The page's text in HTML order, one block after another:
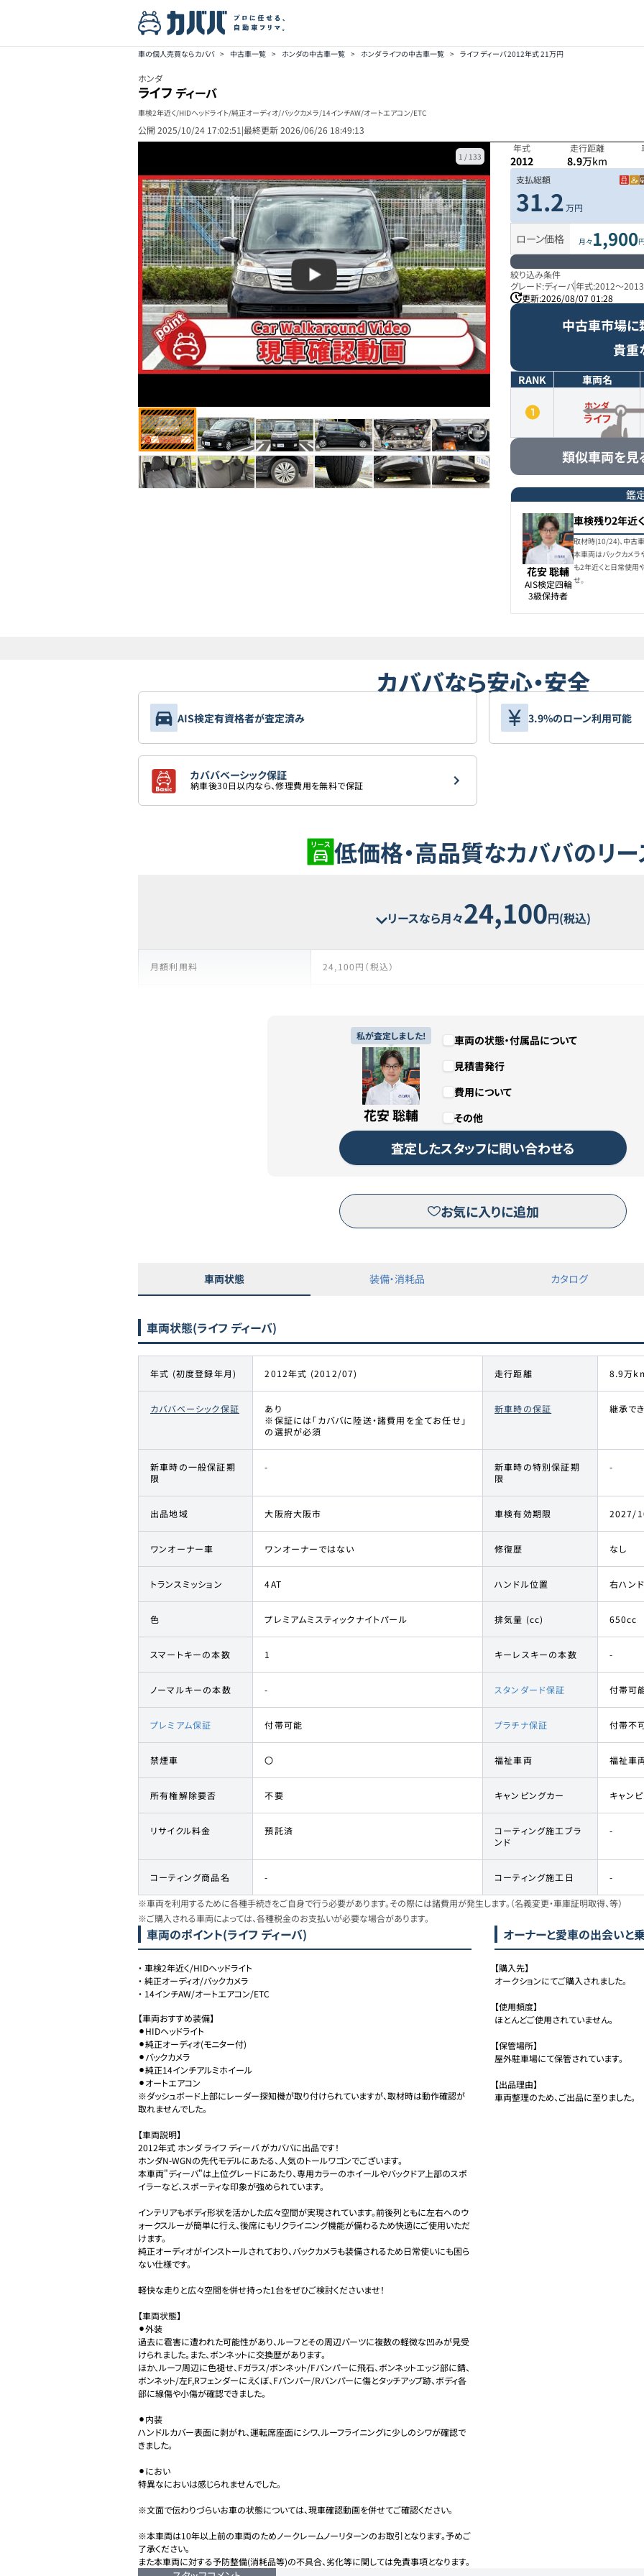
車の個人売買ならカババ > 中古車一覧 > ホンダの中古車一覧 > ホンダ ライフの中古車一覧 > ライフ ディーバ 2012年式 21万円
ホンダ
ライフ ディーバ
車検2年近く/HIDヘッドライト/純正オーディオ/バックカメラ/14インチAW/オートエアコン/ETC
公開 2025/10/24 17:02:51 |最終更新2026/06/26 18:49:13
1 / 133
年式
2012
走行距離
8.9万km
支払総額
31.2万円
ローン価格 月々1,900
絞り込み条件
グレード:ディーバ年式:2012～2013
更新:2026/08/07 01:28
中古車市場に
貴重
RANK 車両名
ホンダ
ライフ
類似車両を見
鑑
花安 聡輔
AIS検定四輪
3級保持者
車検残り2年近
取材時(10/24)、中古
本車両はバックカメラ
も2年近くと日常使用
せ。
カババなら安心・安全
AIS検定有資格者が査定済み 3.9%のローン利用可能
カババベーシック保証
納車後30日以内なら、修理費用を無料で保証
低価格・高品質なカババのリー
リースなら月々24,100円(税込)
月額利用料 24,100円（税込）
1年7ヶ月
457,900円（税込）
カババリースについて詳しくは こちら
※三菱オートリース（株）が運営するピタクルサイトへ移動します。
私が査定しました!
花安 聡輔
車両の状態・付属品について
見積書発行
費用について
その他
査定したスタッフに問い合わせる
お気に入りに追加
車両状態 装備・消耗品 カタログ
車両状態(ライフ ディーバ)
年式 (初度登録年月) 2012年式 (2012/07) 走行距離 8.9万
カババベーシック保証
あり
※保証には「カババに陸送・諸費用を全てお任せ」
の選択が必須
新車時の保証 継承で
新車時の一般保証期
限
-
新車時の特別保証期
限
-
出品地域 大阪府大阪市 車検有効期限 2027/
ワンオーナー車 ワンオーナーではない 修復歴 なし
トランスミッション 4AT ハンドル位置 右ハン
色 プレミアムミスティックナイトパール 排気量 (cc) 650cc
スマートキーの本数 1 キーレスキーの本数 -
ノーマルキーの本数 - スタンダード保証 付帯可
プレミアム保証 付帯可能 プラチナ保証 付帯不
禁煙車 〇 福祉車両 福祉車
所有権解除要否 不要 キャンピングカー キャン
リサイクル料金 預託済
コーティング施工ブラ
ンド
-
コーティング商品名 - コーティング施工日 -
※車両を利用するために各種手続きをご自身で行う必要があります。その際には諸費用が発生します。（名義変更・車庫証明取得、等）
※ご購入される車両によっては、各種税金のお支払いが必要な場合があります。
車両のポイント(ライフ ディーバ)
・ 車検2年近く/HIDヘッドライト
・ 純正オーディオ/バックカメラ
・ 14インチAW/オートエアコン/ETC
【車両おすすめ装備】
⚫︎HIDヘッドライト
⚫︎純正オーディオ(モニター付)
⚫︎バックカメラ
⚫︎純正14インチアルミホイール
⚫︎オートエアコン
※ダッシュボード上部にレーダー探知機が取り付けられていますが、取材時は動作確認が
取れませんでした。
【車両説明】
2012年式 ホンダ ライフ ディーバ がカババに出品です！
ホンダN-WGNの先代モデルにあたる、人気のトールワゴンでございます。
本車両"ディーバ"は上位グレードにあたり、専用カラーのホイールやバックドア上部のスポ
イラーなど、スポーティな印象が強められています。
インテリアもボディ形状を活かした広々空間が実現されています。前後列ともに左右へのウ
ォークスルーが簡単に行え、後席にもリクライニング機能が備わるため快適にご使用いただ
けます。
純正オーディオがインストールされており、バックカメラも装備されるため日常使いにも困ら
ない仕様です。
軽快な走りと広々空間を併せ持った1台をぜひご検討くださいませ！
【車両状態】
⚫︎外装
過去に雹害に遭われた可能性があり、ルーフとその周辺パーツに複数の軽微な凹みが見受
けられました。また、ボンネットに交換歴があります。
ほか、ルーフ周辺に色褪せ、Fガラス/ボンネット/Fバンパーに飛石、ボンネットエッジ部に錆、
ボンネット/左F,Rフェンダーにえくぼ、Fバンパー/Rバンパーに傷とタッチアップ跡、ボディ各
部に線傷や小傷が確認できました。
⚫︎内装
ハンドルカバー表面に剥がれ、運転席座面にシワ、ルーフライニングに少しのシワが確認で
きました。
⚫︎におい
特異なにおいは感じられませんでした。
※文面で伝わりづらいお車の状態については、現車確認動画を併せてご確認ください。
※本車両は10年以上前の車両のためノークレームノーリターンのお取引となります。予めご
了承ください。
また本車両に対する予防整備(消耗品等)の不具合、劣化等に関しては免責事項となります。
オーナーと愛車の出会いと
【購入先】
オークションにてご購入されました。
【使用頻度】
ほとんどご使用されていません。
【保管場所】
屋外駐車場にて保管されています。
【出品理由】
車両整理のため、ご出品に至りました。